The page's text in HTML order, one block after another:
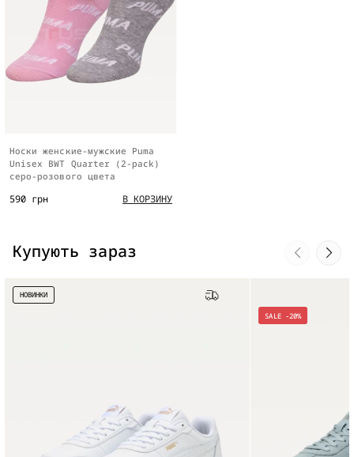
Носки женские-мужские Puma
Unisex BWT Quarter (2-pack)
серо-розового цвета
590 грн В КОРЗИНУ
Купують зараз
НОВИНКИ
SALE -20%